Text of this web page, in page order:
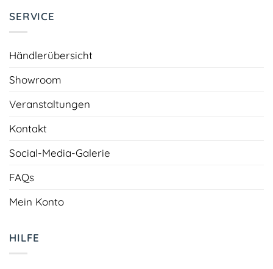
SERVICE
Händlerübersicht
Showroom
Veranstaltungen
Kontakt
Social-Media-Galerie
FAQs
Mein Konto
HILFE